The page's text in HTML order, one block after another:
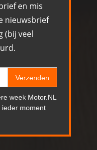
en mis
nieuwsbrief
(bij veel
Verzenden
week Motor.NL
ieder moment